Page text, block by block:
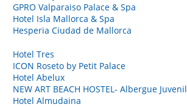
GPRO Valparaiso Palace & Spa
Hotel Isla Mallorca & Spa
Hesperia Ciudad de Mallorca
Hotel Tres
ICON Roseto by Petit Palace
Hotel Abelux
NEW ART BEACH HOSTEL- Albergue Juvenil
Hotel Almudaina